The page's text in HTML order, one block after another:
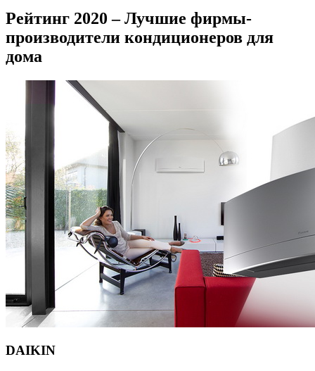
Рейтинг 2020 – Лучшие фирмы-
производители кондиционеров для
дома
DAIKIN